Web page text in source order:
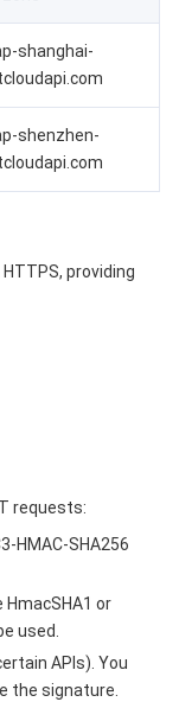
shanghai-
shenzhen-
providing
requests:
HMAC-SHA256
or
used.
APIs). You
the signature.